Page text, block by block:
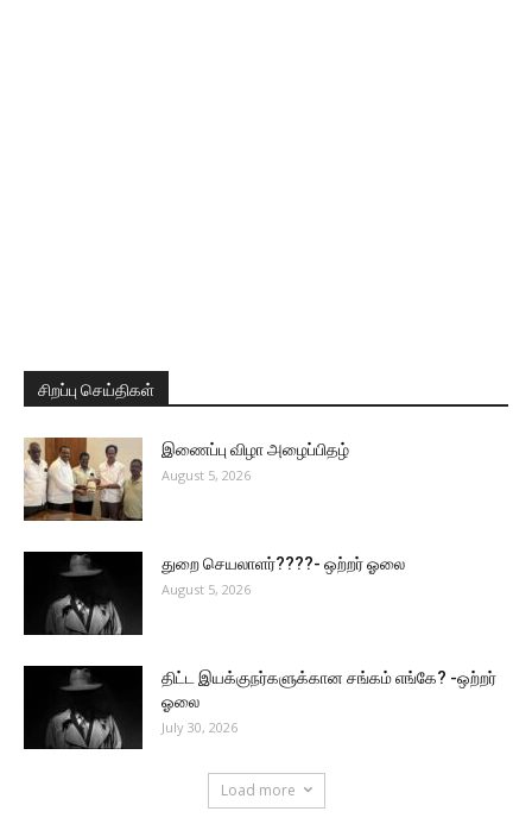
சிறப்பு செய்திகள்
இணைப்பு விழா அழைப்பிதழ்
August 5, 2026
துறை செயலாளர்????- ஒற்றர் ஓலை
August 5, 2026
திட்ட இயக்குநர்களுக்கான சங்கம் எங்கே? -ஒற்றர்
ஓலை
July 30, 2026
Load more